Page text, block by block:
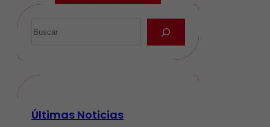
Últimas Noticias